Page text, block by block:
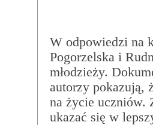
W odpowiedzi na
Pogorzelska i
młodzieży.
autorzy pokazują,
na życie uczniów.
ukazać się w